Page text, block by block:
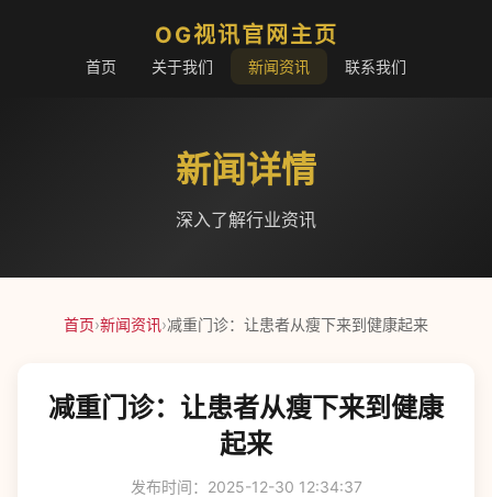
OG视讯官网主页
首页 关于我们 新闻资讯 联系我们
新闻详情
深入了解行业资讯
首页›新闻资讯›减重门诊：让患者从瘦下来到健康起来
减重门诊：让患者从瘦下来到健康
起来
发布时间：2025-12-30 12:34:37